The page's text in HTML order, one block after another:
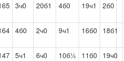
3ч0 20б1 4б0 19ч1 2б0
4б0 2ч0 9ч1 16б0 18б1
5ч1 6ч0 10б½ 11б0 19ч0